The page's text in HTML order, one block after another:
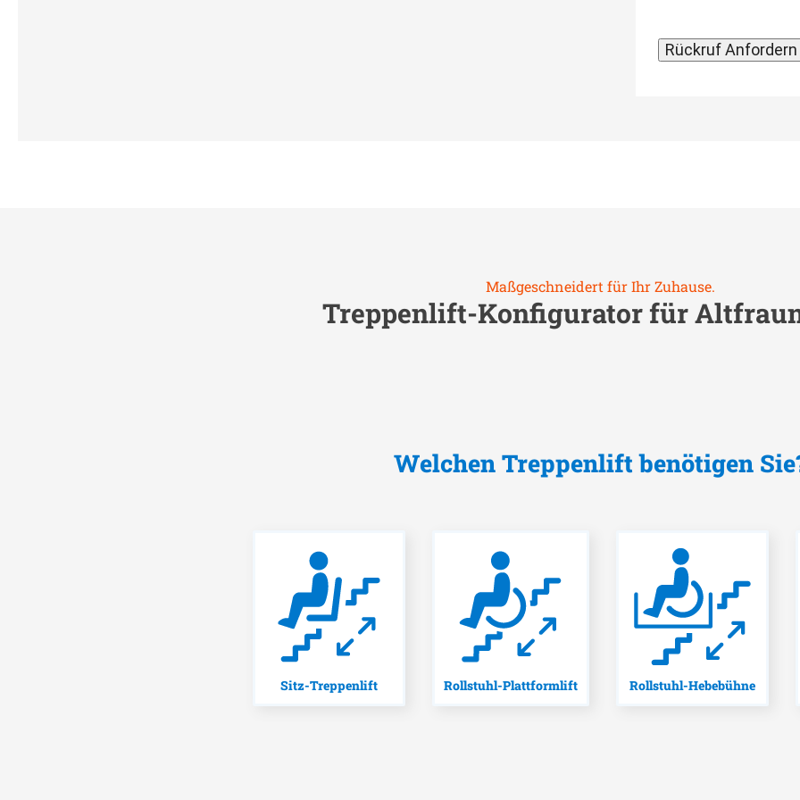
Maßgeschneidert für Ihr Zuhause.
Treppenlift-Konfigurator für
Welchen Treppenlift benötigen
Sitz-Treppenlift Rollstuhl-Plattformlift Rollstuhl-Hebebühne